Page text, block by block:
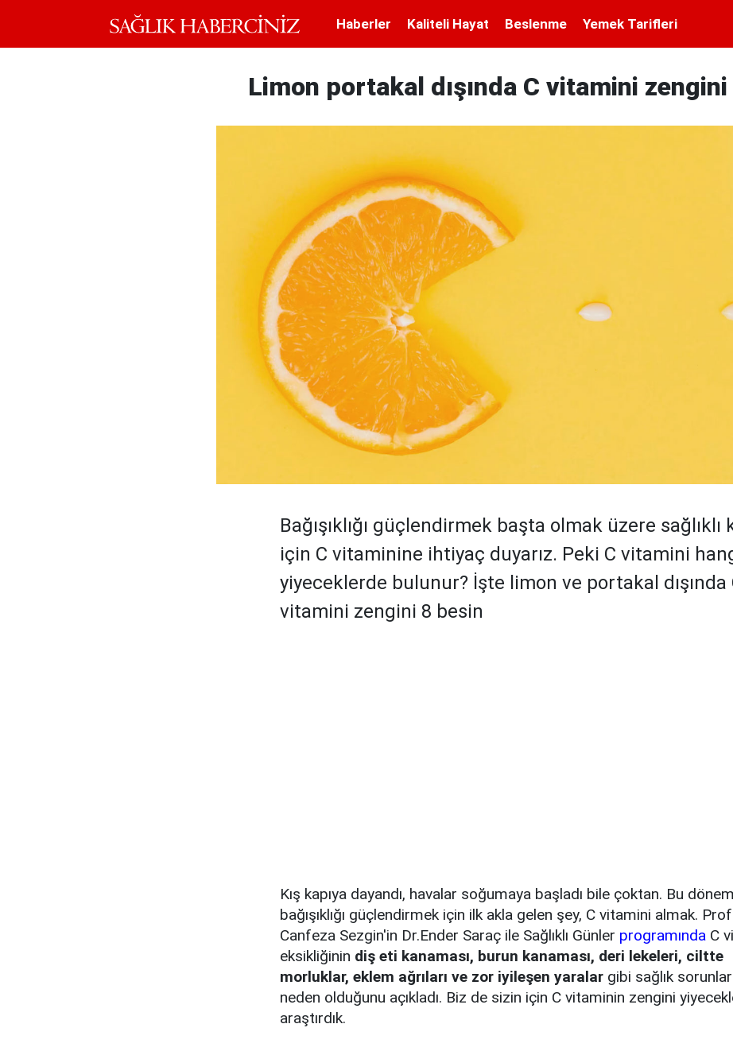
Haberler Kaliteli Hayat Beslenme Yemek Tarifleri
Limon portakal dışında C vitamini
Bağışıklığı güçlendirmek başta olmak üzere sağlıklı
için C vitaminine ihtiyaç duyarız. Peki C vitamini
yiyeceklerde bulunur? İşte limon ve portakal dışında
vitamini zengini 8 besin
Kış kapıya dayandı, havalar soğumaya başladı bile çoktan. Bu
bağışıklığı güçlendirmek için ilk akla gelen şey, C vitamini almak.
Canfeza Sezgin'in Dr.Ender Saraç ile Sağlıklı Günler programında C
eksikliğinin diş eti kanaması, burun kanaması, deri lekeleri, ciltte
morluklar, eklem ağrıları ve zor iyileşen yaralargibi sağlık
neden olduğunu açıkladı. Biz de sizin için C vitaminin zengini
araştırdık.